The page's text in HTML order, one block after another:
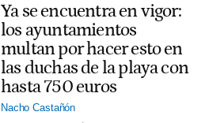
Ya se encuentra en vigor:
los ayuntamientos
multan por hacer esto en
las duchas de la playa con
hasta 750 euros
Nacho Castañón